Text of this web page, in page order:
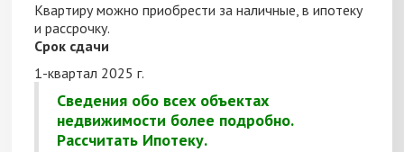
Квартиру можно приобрести за наличные, в ипотеку
и рассрочку.
Срок сдачи
1-квартал 2025 г.
Сведения обо всех объектах
недвижимости более подробно.
Рассчитать Ипотеку.